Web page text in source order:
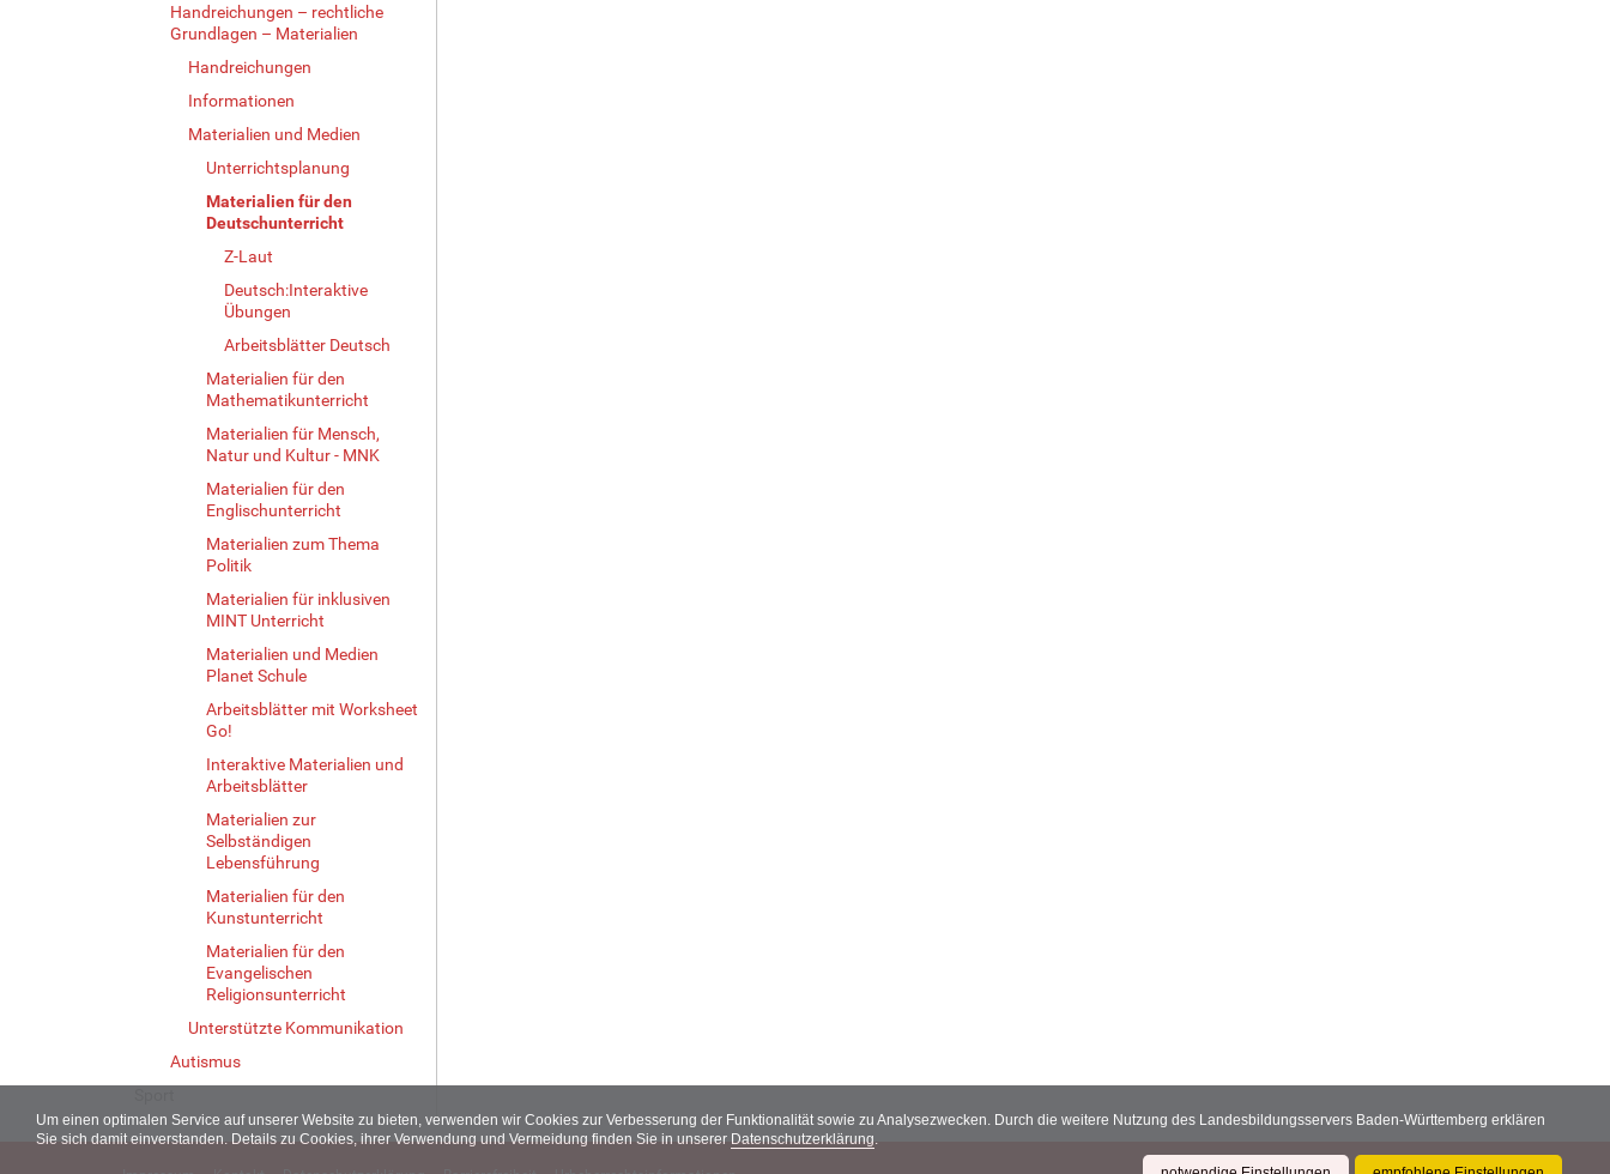
Um einen optimalen Service auf unserer Website zu bieten, verwenden wir Cookies zur Verbesserung der Funktionalität sowie zu Analysezwecken. Durch die weitere Nutzung des Landesbildungsservers Baden-Württemberg erklären
Sie sich damit einverstanden. Details zu Cookies, ihrer Verwendung und Vermeidung finden Sie in unserer Datenschutzerklärung.
Handreichungen – rechtliche
Grundlagen – Materialien
Handreichungen
Informationen
Materialien und Medien
Unterrichtsplanung
Materialien für den
Deutschunterricht
Z-Laut
Deutsch:Interaktive
Übungen
Arbeitsblätter Deutsch
Materialien für den
Mathematikunterricht
Materialien für Mensch,
Natur und Kultur - MNK
Materialien für den
Englischunterricht
Materialien zum Thema
Politik
Materialien für inklusiven
MINT Unterricht
Materialien und Medien
Planet Schule
Arbeitsblätter mit Worksheet
Go!
Interaktive Materialien und
Arbeitsblätter
Materialien zur
Selbständigen
Lebensführung
Materialien für den
Kunstunterricht
Materialien für den
Evangelischen
Religionsunterricht
Unterstützte Kommunikation
Autismus